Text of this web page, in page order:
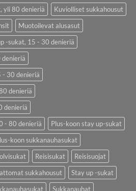
yli 80 denieriä
Kuviolliset sukkahousut
Muotoilevat alusasut
-sukat, 15 - 30 denieriä
- 30 denieriä
denieriä
denieriä
- 80 denieriä
Plus-koon stay up-sukat
koon sukkanauhasukat
Reisisukat
Reisisuojat
sukkahousut
Stay up -sukat
Sukkanauhat